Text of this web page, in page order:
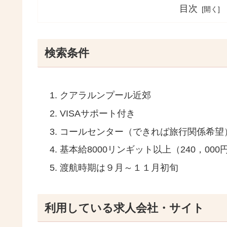
目次
検索条件
クアラルンプール近郊
VISAサポート付き
コールセンター（できれば旅行関係希望
基本給8000リンギット以上（240，000円
渡航時期は９月～１１月初旬
利用している求人会社・サイト